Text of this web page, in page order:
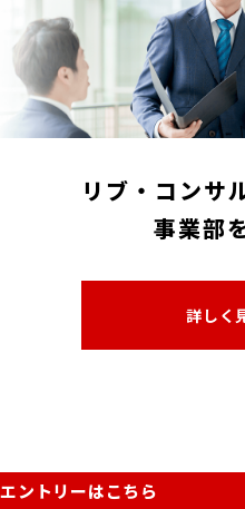
リブ・コンサ
事業部
詳しく
エントリーはこちら